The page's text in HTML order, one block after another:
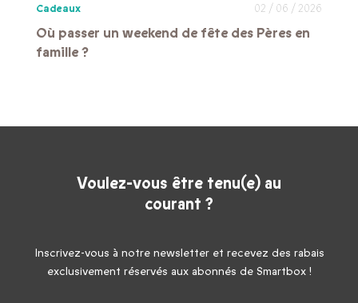
Cadeaux 02 / 06 / 2026
Où passer un weekend de fête des Pères en
famille ?
Voulez-vous être tenu(e) au
courant ?
Inscrivez-vous à notre newsletter et recevez des rabais
exclusivement réservés aux abonnés de Smartbox !